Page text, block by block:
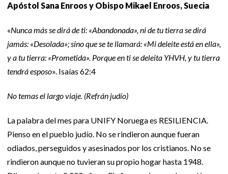
Apóstol Sana Enroos y Obispo Mikael Enroos, Suecia
«Nunca más se dirá de ti: «Abandonada», ni de tu tierra se dirá
jamás: «Desolada»; sino que se te llamará: «Mi deleite está en ella»,
y a tu tierra: «Prometida». Porque en ti se deleita YHVH, y tu tierra
tendrá esposo». Isaías 62:4
No temas el largo viaje. (Refrán judío)
La palabra del mes para UNIFY Noruega es RESILIENCIA.
Pienso en el pueblo judío. No se rindieron aunque fueran
odiados, perseguidos y asesinados por los cristianos. No se
rindieron aunque no tuvieran su propio hogar hasta 1948.